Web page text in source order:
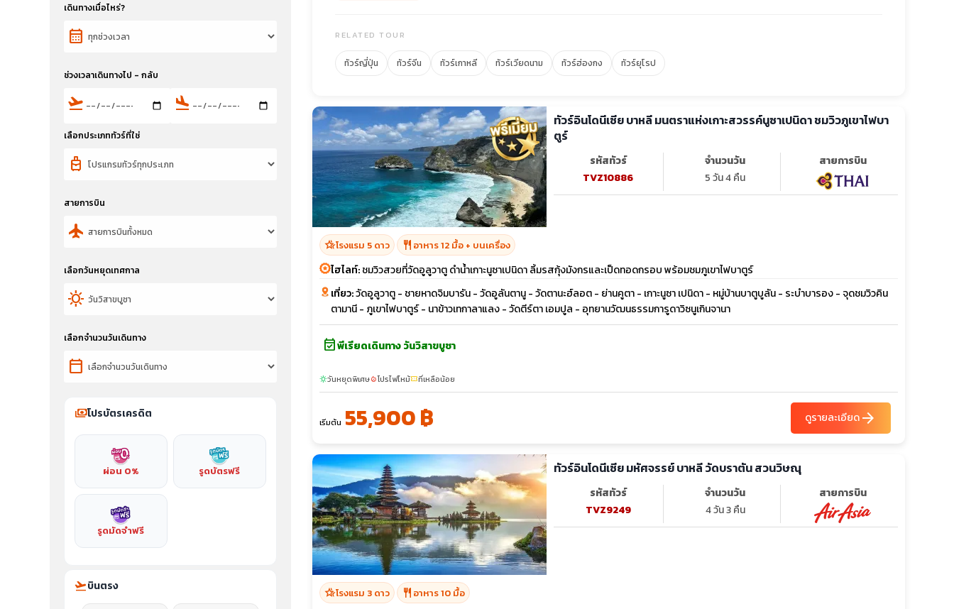
เดินทางเมื่อไหร่?
calendar_month
ช่วงเวลาเดินทางไป - กลับ
flight_takeoff flight_land
เลือกประเภททัวร์ที่ใช่
travel_luggage_and_bags
สายการบิน
flight
เลือกวันหยุดเทศกาล
sunny
เลือกจำนวนวันเดินทาง
calendar_today
paymentsโปรบัตรเครดิต
ผ่อน 0% รูดบัตรฟรี
รูดมัดจำฟรี
flight_takeoffบินตรง
RELATED TOUR
ทัวร์ญี่ปุ่น ทัวร์จีน ทัวร์เกาหลี ทัวร์เวียดนาม ทัวร์ฮ่องกง ทัวร์ยุโรป
ทัวร์อินโดนีเซีย บาหลี มนตราแห่งเกาะสวรรค์นูซาเปนิดา ชมวิวภูเขาไฟบา
ตูร์
รหัสทัวร์
TVZ10886
จำนวนวัน
5 วัน 4 คืน
สายการบิน
hotel_classโรงแรม 5 ดาว restaurant อาหาร 12 มื้อ + บนเครื่อง
ไฮไลท์:ชมวิวสวยที่วัดอูลูวาตู ดำน้ำเกาะนูซาเปนิดา ลิ้มรสกุ้งมังกรและเป็ดทอดกรอบ พร้อมชมภูเขาไฟบาตูร์
เที่ยว:วัดอูลูวาตู - ชายหาดจิมบารัน - วัดอูลันตานู - วัดตานะฮ์ลอต - ย่านคูตา - เกาะนูซา เปนิดา - หมู่บ้านบาตูบูลัน - ระบำบารอง - จุดชมวิวคิน
ตามานี - ภูเขาไฟบาตูร์ - นาข้าวเทกาลาแลง - วัดตีร์ตา เอมปูล - อุทยานวัฒนธรรมการูดาวิซนูเกินจานา
event_availableพีเรียดเดินทาง วันวิสาขบูชา
sunnyวันหยุดพิเศษlocal_fire_departmentโปรไฟไหม้confirmation_numberที่เหลือน้อย
เริ่มต้น 55,900 ฿ ดูรายละเอียดarrow_forward
ทัวร์อินโดนีเซีย มหัศจรรย์ บาหลี วัดบราตัน สวนวิษณุ
รหัสทัวร์
TVZ9249
จำนวนวัน
4 วัน 3 คืน
สายการบิน
hotel_classโรงแรม 3 ดาว restaurant อาหาร 10 มื้อ